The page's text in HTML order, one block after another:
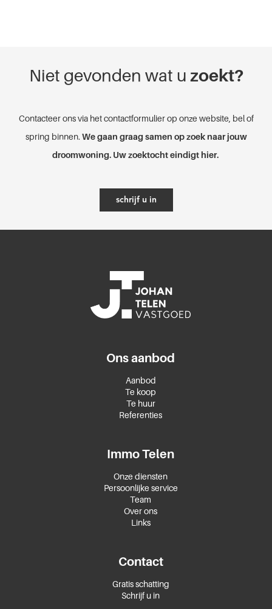
Niet gevonden wat u zoekt?
Contacteer ons via het contactformulier op onze website, bel of
spring binnen. We gaan graag samen op zoek naar jouw
droomwoning. Uw zoektocht eindigt hier.
schrijf u in
Ons aanbod
Aanbod
Te koop
Te huur
Referenties
Immo Telen
Onze diensten
Persoonlijke service
Team
Over ons
Links
Contact
Gratis schatting
Schrijf u in